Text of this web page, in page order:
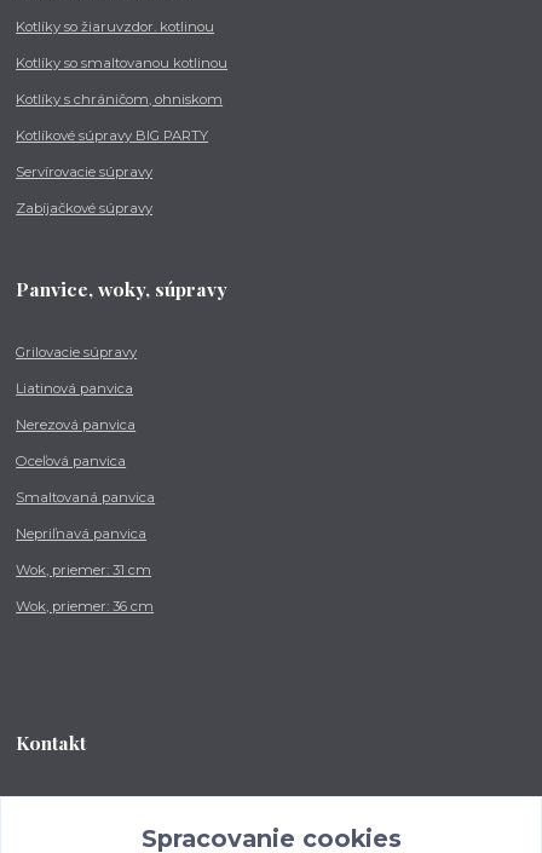
Kotlíky so žiaruvzdor. kotlinou
Kotlíky so smaltovanou kotlinou
Kotlíky s chráničom, ohniskom
Kotlíkové súpravy BIG PARTY
Servírovacie súpravy
Zabíjačkové súpravy
Panvice, woky, súpravy
Grilovacie súpravy
Liatinová panvica
Nerezová panvica
Oceľová panvica
Smaltovaná panvica
Nepriľnavá panvica
Wok, priemer: 31 cm
Wok, priemer: 36 cm
Kontakt
od 8:00 - do 16:00 hodSpracovanie cookies